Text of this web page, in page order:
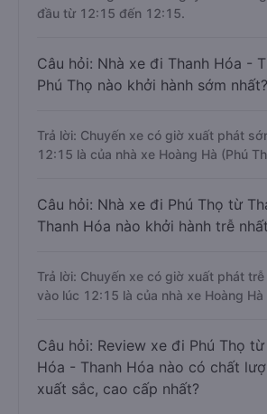
đầu từ 12:15 đến 12:15.
Câu hỏi: Nhà xe đi Thanh Hóa -
Phú Thọ nào khởi hành sớm nhất?
Trả lời: Chuyến xe có giờ xuất phát
12:15 là của nhà xe Hoàng Hà (Phú
Câu hỏi: Nhà xe đi Phú Thọ từ
Thanh Hóa nào khởi hành trễ
Trả lời: Chuyến xe có giờ xuất phát trễ
vào lúc 12:15 là của nhà xe Hoàng Hà
Câu hỏi: Review xe đi Phú Thọ từ
Hóa - Thanh Hóa nào có chất
xuất sắc, cao cấp nhất?